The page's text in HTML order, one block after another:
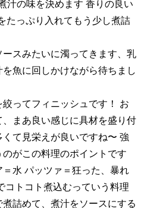
汁の味を決めます 香りの良い
たっぷり入れてもう少し煮詰
スみたいに濁ってきます、乳
魚に回しかけながら待ちまし
ってフィニッシュです！ お
まあ良い感じに具材を盛り付
て見栄えが良いですね〜 強
がこの料理のポイントです
水 パッツァ＝狂った、暴れ
コトコト煮込むっていう料理
詰めて、煮汁をソースにする